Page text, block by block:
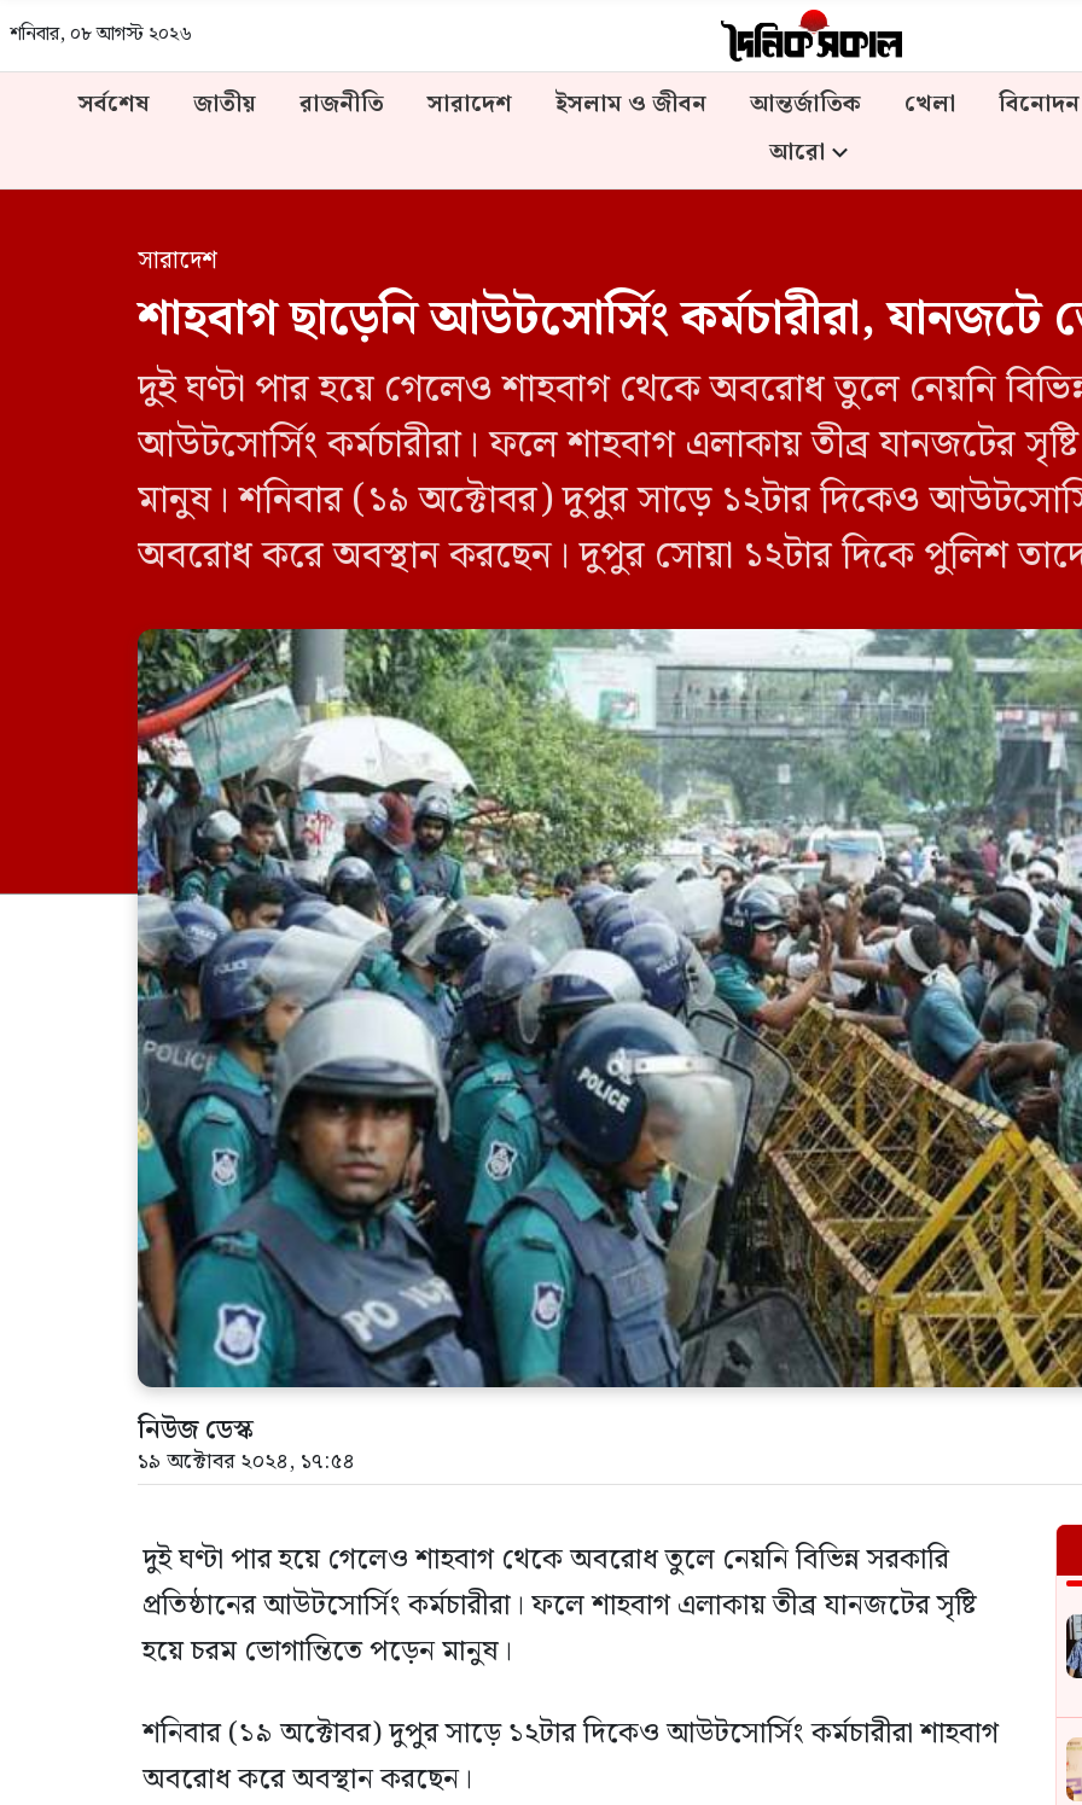
শনিবার, ০৮ আগস্ট ২০২৬
সর্বশেষ জাতীয় রাজনীতি সারাদেশ ইসলাম ও জীবন আন্তর্জাতিক খেলা বিনোদন
আরো
সারাদেশ
শাহবাগ ছাড়েনি আউটসোর্সিং কর্মচারীরা, যানজটে
দুই ঘণ্টা পার হয়ে গেলেও শাহবাগ থেকে অবরোধ তুলে নেয়নি
আউটসোর্সিং কর্মচারীরা। ফলে শাহবাগ এলাকায় তীব্র যানজটের
মানুষ। শনিবার (১৯ অক্টোবর) দুপুর সাড়ে ১২টার দিকেও
অবরোধ করে অবস্থান করছেন। দুপুর সোয়া ১২টার দিকে পুলিশ
নিউজ ডেস্ক
১৯ অক্টোবর ২০২৪, ১৭:৫৪
দুই ঘণ্টা পার হয়ে গেলেও শাহবাগ থেকে অবরোধ তুলে নেয়নি বিভিন্ন সরকারি
প্রতিষ্ঠানের আউটসোর্সিং কর্মচারীরা। ফলে শাহবাগ এলাকায় তীব্র যানজটের সৃষ্টি
হয়ে চরম ভোগান্তিতে পড়েন মানুষ।
শনিবার (১৯ অক্টোবর) দুপুর সাড়ে ১২টার দিকেও আউটসোর্সিং কর্মচারীরা শাহবাগ
অবরোধ করে অবস্থান করছেন।